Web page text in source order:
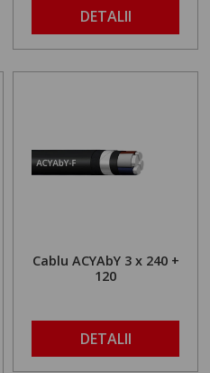
DETALII
Cablu ACYAbY 3 x 240 +
120
DETALII